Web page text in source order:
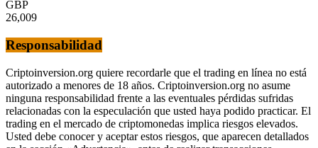
GBP
26,009
Responsabilidad
Criptoinversion.org quiere recordarle que el trading en línea no está
autorizado a menores de 18 años. Criptoinversion.org no asume
ninguna responsabilidad frente a las eventuales pérdidas sufridas
relacionadas con la especulación que usted haya podido practicar. El
trading en el mercado de criptomonedas implica riesgos elevados.
Usted debe conocer y aceptar estos riesgos, que aparecen detallados